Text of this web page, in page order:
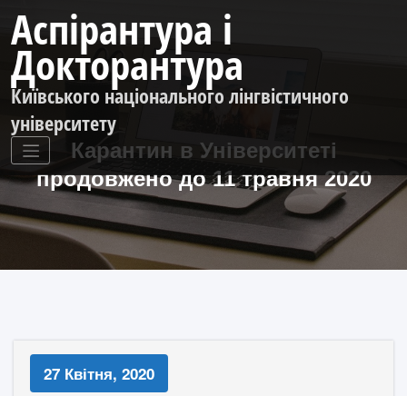
контенту
Аспірантура і
Докторантура
Київського національного лінгвістичного
університету
Карантин в Університеті
продовжено до 11 травня 2020
27 Квітня, 2020